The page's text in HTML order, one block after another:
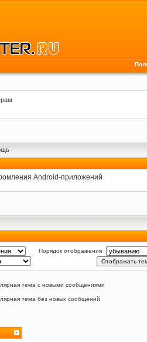
Android-приложений
Порядок отображения
тема с новыми сообщениями
тема без новых сообщений